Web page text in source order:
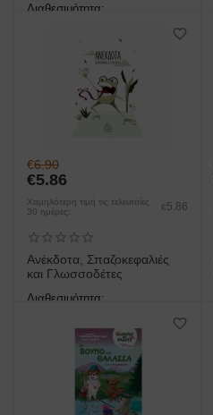
Διαθεσιμότητα:
€6.90
€5.86
Χαμηλότερη τιμή τις τελευταίες
30 ημέρες:
€ 5.86
Ανέκδοτα, Σπαζοκεφαλιές
και Γλωσσοδέτες
Διαθεσιμότητα: